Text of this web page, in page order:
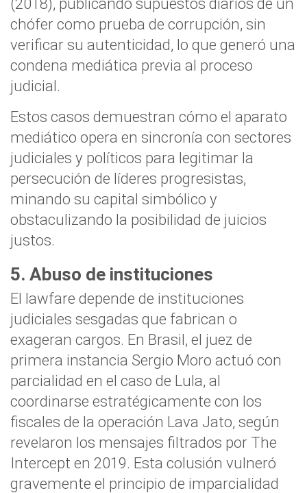
chófer como prueba de corrupción, sin
verificar su autenticidad, lo que generó una
condena mediática previa al proceso
judicial.
Estos casos demuestran cómo el aparato
mediático opera en sincronía con sectores
judiciales y políticos para legitimar la
persecución de líderes progresistas,
minando su capital simbólico y
obstaculizando la posibilidad de juicios
justos.
5. Abuso de instituciones
El lawfare depende de instituciones
judiciales sesgadas que fabrican o
exageran cargos. En Brasil, el juez de
primera instancia Sergio Moro actuó con
parcialidad en el caso de Lula, al
coordinarse estratégicamente con los
fiscales de la operación Lava Jato, según
revelaron los mensajes filtrados por The
Intercept en 2019. Esta colusión vulneró
gravemente el principio de imparcialidad